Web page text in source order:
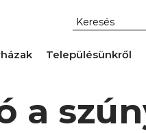
Településünkről
a